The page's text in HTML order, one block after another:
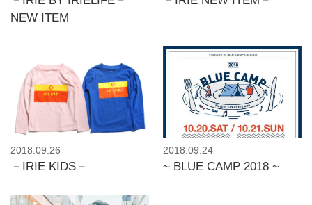
NEW ITEM
2018.09.26
－IRIE KIDS－
2018.09.24
~ BLUE CAMP 2018 ~